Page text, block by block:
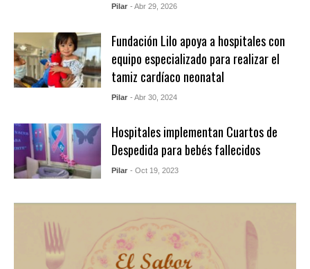
Pilar - Abr 29, 2026
Fundación Lilo apoya a hospitales con
equipo especializado para realizar el
tamiz cardíaco neonatal
Pilar - Abr 30, 2024
Hospitales implementan Cuartos de
Despedida para bebés fallecidos
Pilar - Oct 19, 2023